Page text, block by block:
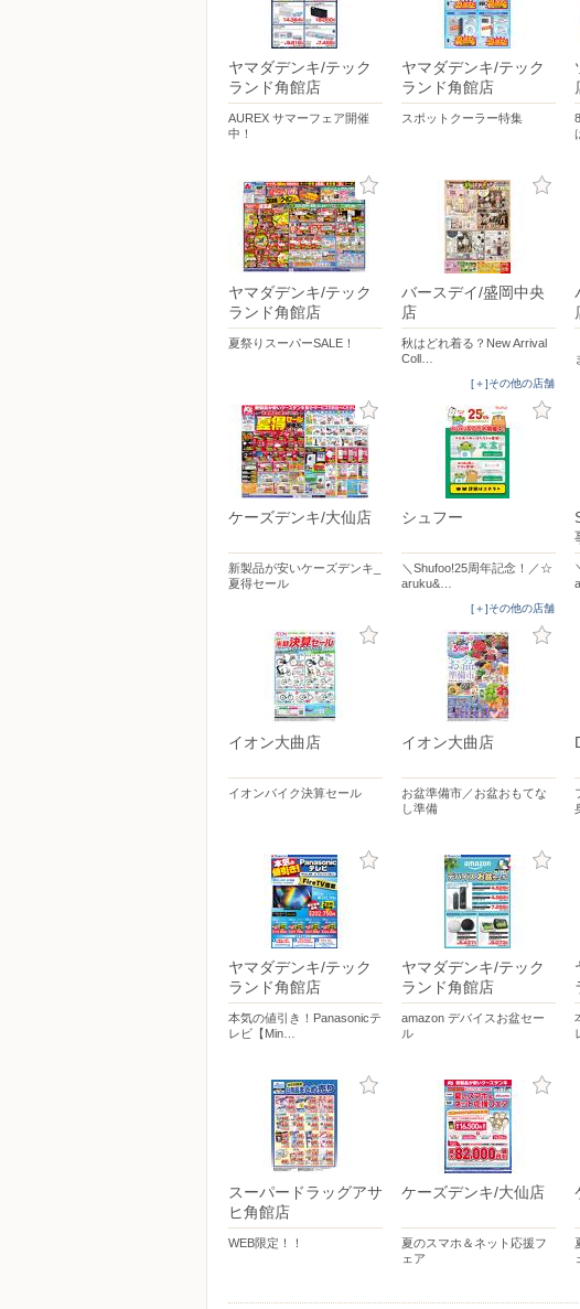
ヤマダデンキ/テック
ランド角館店
AUREX サマーフェア開催
中！
ヤマダデンキ/テック
ランド角館店
スポットクーラー特集
ヤマダデンキ/テック
ランド角館店
夏祭りスーパーSALE！
バースデイ/盛岡中央
店
秋はどれ着る？New Arrival
Coll…
[＋]その他の店舗
ケーズデンキ/大仙店
新製品が安いケーズデンキ_
夏得セール
シュフー
＼Shufoo!25周年記念！／☆
aruku&…
[＋]その他の店舗
イオン大曲店
イオンバイク決算セール
イオン大曲店
お盆準備市／お盆おもてな
し準備
ヤマダデンキ/テック
ランド角館店
本気の値引き！Panasonicテ
レビ【Min…
ヤマダデンキ/テック
ランド角館店
amazon デバイスお盆セー
ル
スーパードラッグアサ
ヒ角館店
WEB限定！！
ケーズデンキ/大仙店
夏のスマホ＆ネット応援フ
ェア